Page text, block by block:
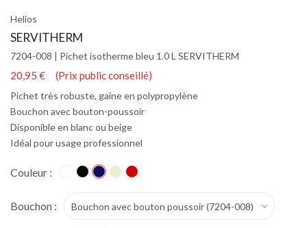
Helios
SERVITHERM
7204-008 | Pichet isotherme bleu 1.0 L SERVITHERM
20,95 € (Prix public conseillé)
Pichet très robuste, gaine en polypropylène
Bouchon avec bouton-poussoir
Disponible en blanc ou beige
Idéal pour usage professionnel
Couleur :
Bouchon : Bouchon avec bouton poussoir (7204-008)